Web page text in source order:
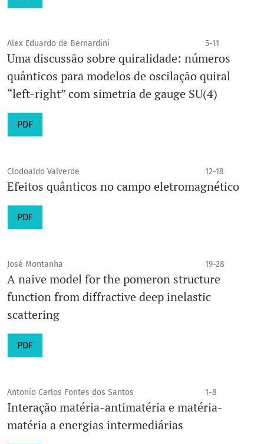
Alex Eduardo de Bernardini 5-11
Uma discussão sobre quiralidade: números
quânticos para modelos de oscilação quiral
“left-right” com simetria de gauge SU(4)
PDF
Clodoaldo Valverde 12-18
Efeitos quânticos no campo eletromagnético
PDF
José Montanha 19-28
A naive model for the pomeron structure
function from diffractive deep inelastic
scattering
PDF
Antonio Carlos Fontes dos Santos 1-8
Interação matéria-antimatéria e matéria-
matéria a energias intermediárias